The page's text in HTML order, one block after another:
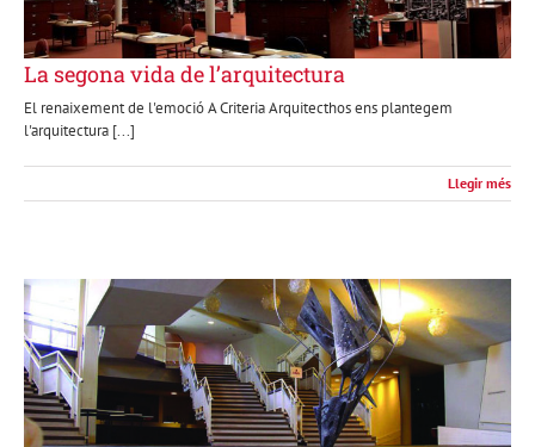
La segona vida de l’arquitectura
El renaixement de l'emoció A Criteria Arquitecthos ens plantegem
l'arquitectura [...]
Llegir més